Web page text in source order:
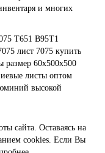
и многих
Т651 В95Т1
лист 7075 купить
размер 60х500х500
листы оптом
высокой
сайта. Оставаясь на
cookies. Если Вы